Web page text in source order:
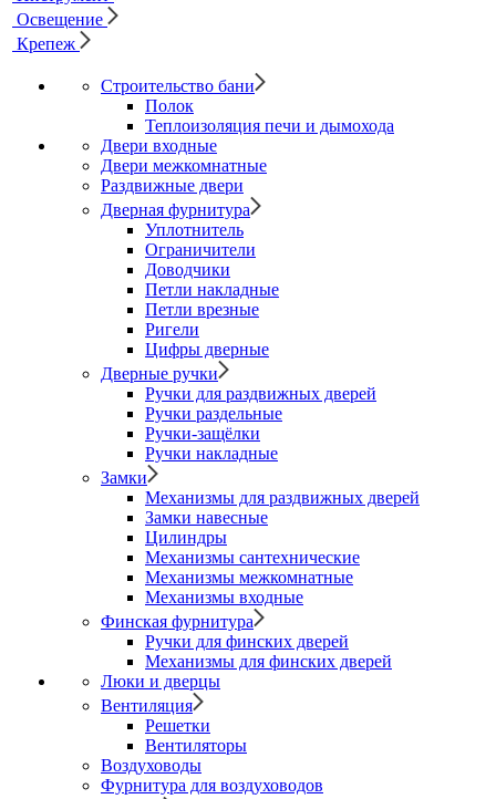
Освещение
Крепеж
Строительство бани
Полок
Теплоизоляция печи и дымохода
Двери входные
Двери межкомнатные
Раздвижные двери
Дверная фурнитура
Уплотнитель
Ограничители
Доводчики
Петли накладные
Петли врезные
Ригели
Цифры дверные
Дверные ручки
Ручки для раздвижных дверей
Ручки раздельные
Ручки-защёлки
Ручки накладные
Замки
Механизмы для раздвижных дверей
Замки навесные
Цилиндры
Механизмы сантехнические
Механизмы межкомнатные
Механизмы входные
Финская фурнитура
Ручки для финских дверей
Механизмы для финских дверей
Люки и дверцы
Вентиляция
Решетки
Вентиляторы
Воздуховоды
Фурнитура для воздуховодов